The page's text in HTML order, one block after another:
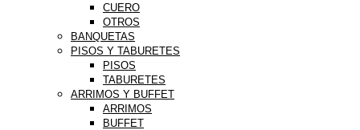
CUERO
OTROS
BANQUETAS
PISOS Y TABURETES
PISOS
TABURETES
ARRIMOS Y BUFFET
ARRIMOS
BUFFET